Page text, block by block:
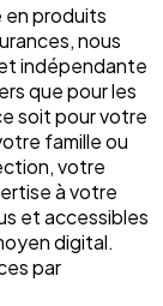
en produits
nous
indépendante
que pour les
soit pour votre
famille ou
votre
à votre
et accessibles
digital.
par